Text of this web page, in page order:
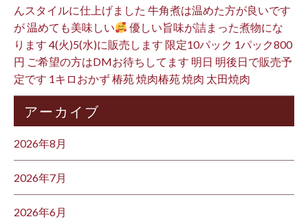
んスタイルに仕上げました 牛角煮は温めた方が良いです
が 温めても美味しい
優しい旨味が詰まった煮物にな
ります 4(火)5(水)に販売します 限定10パック 1パック800
円 ご希望の方はDMお待ちしてます 明日 明後日で販売予
定です 1キロおかず 椿苑 焼肉椿苑 焼肉 太田焼肉
アーカイブ
2026年8月
2026年7月
2026年6月